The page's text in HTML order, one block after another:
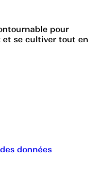
pour
et se cultiver tout en
données